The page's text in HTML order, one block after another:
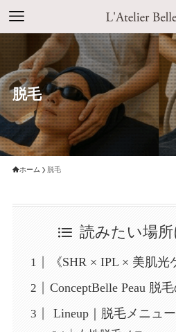
脱毛
ホーム 脱毛
読みたい場
《SHR × IPL × 美肌光
ConceptBelle Peau 脱
Lineup｜脱毛メニュ